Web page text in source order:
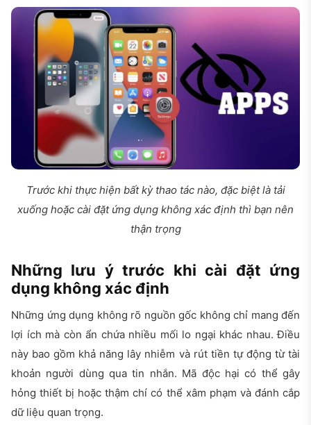
Trước khi thực hiện bất kỳ thao tác nào, đặc biệt là tải
xuống hoặc cài đặt ứng dụng không xác định thì bạn nên
thận trọng
Những lưu ý trước khi cài đặt ứng
dụng không xác định
Những ứng dụng không rõ nguồn gốc không chỉ mang đến
lợi ích mà còn ẩn chứa nhiều mối lo ngại khác nhau. Điều
này bao gồm khả năng lây nhiễm và rút tiền tự động từ tài
khoản người dùng qua tin nhắn. Mã độc hại có thể gây
hỏng thiết bị hoặc thậm chí có thể xâm phạm và đánh cắp
dữ liệu quan trọng.